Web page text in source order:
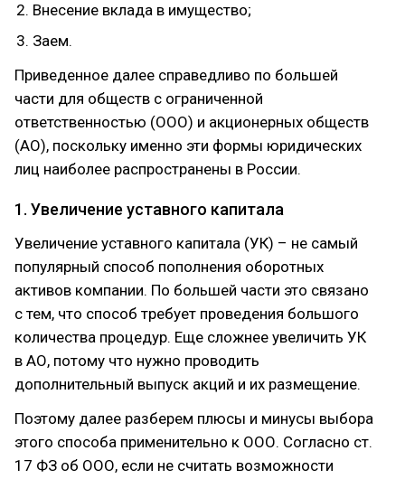
Внесение вклада в имущество;
Заем.
Приведенное далее справедливо по большей
части для обществ с ограниченной
ответственностью (ООО) и акционерных обществ
(АО), поскольку именно эти формы юридических
лиц наиболее распространены в России.
1. Увеличение уставного капитала
Увеличение уставного капитала (УК) – не самый
популярный способ пополнения оборотных
активов компании. По большей части это связано
с тем, что способ требует проведения большого
количества процедур. Еще сложнее увеличить УК
в АО, потому что нужно проводить
дополнительный выпуск акций и их размещение.
Поэтому далее разберем плюсы и минусы выбора
этого способа применительно к ООО. Согласно ст.
17 ФЗ об ООО, если не считать возможности